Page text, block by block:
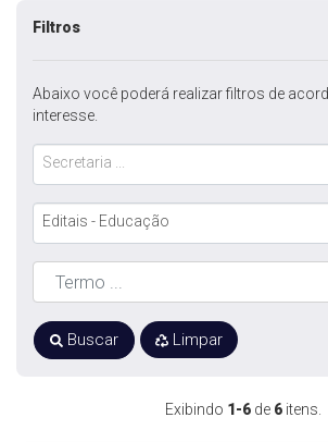
Exibindo 1-6 de 6 itens.
Filtros
Abaixo você poderá realizar filtros de
interesse.
Secretaria ...
Editais - Educação
Buscar Limpar